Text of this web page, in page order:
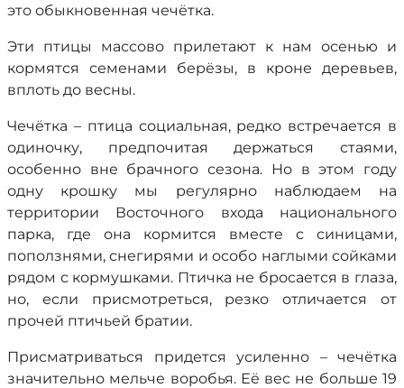
это обыкновенная чечётка.
Эти птицы массово прилетают к нам осенью и
кормятся семенами берёзы, в кроне деревьев,
вплоть до весны.
Чечётка – птица социальная, редко встречается в
одиночку, предпочитая держаться стаями,
особенно вне брачного сезона. Но в этом году
одну крошку мы регулярно наблюдаем на
территории Восточного входа национального
парка, где она кормится вместе с синицами,
поползнями, снегирями и особо наглыми сойками
рядом с кормушками. Птичка не бросается в глаза,
но, если присмотреться, резко отличается от
прочей птичьей братии.
Присматриваться придется усиленно – чечётка
значительно мельче воробья. Её вес не больше 19